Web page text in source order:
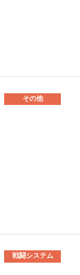
その他
戦闘システム